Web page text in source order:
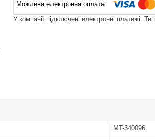
У компанії підключені електронні платежі.
MT-340096